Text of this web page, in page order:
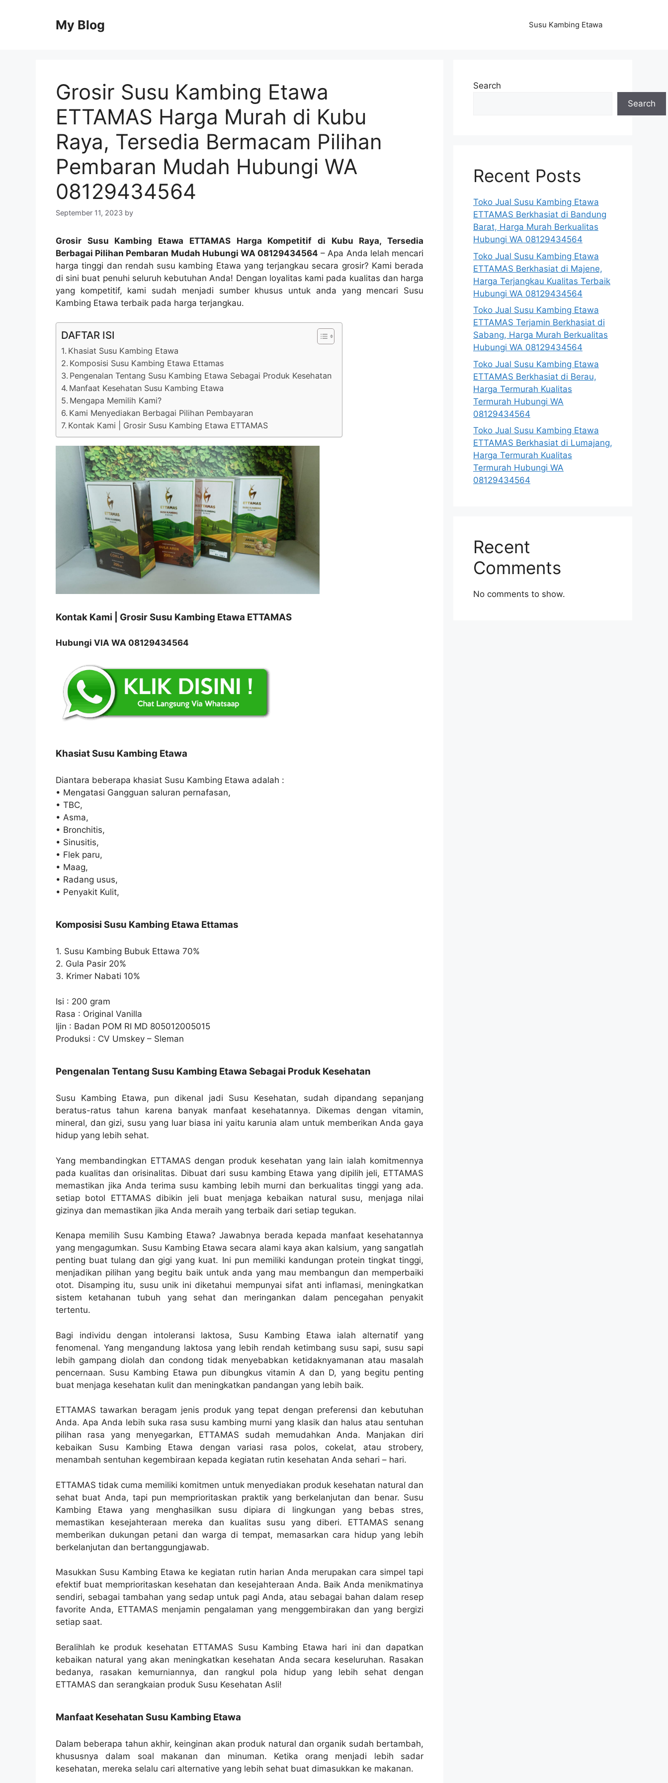
My Blog Susu Kambing Etawa
Grosir Susu Kambing Etawa
ETTAMAS Harga Murah di Kubu
Raya, Tersedia Bermacam Pilihan
Pembaran Mudah Hubungi WA
08129434564
September 11, 2023 by
Grosir Susu Kambing Etawa ETTAMAS Harga Kompetitif di Kubu Raya, Tersedia
Berbagai Pilihan Pembaran Mudah Hubungi WA 08129434564 – Apa Anda lelah mencari
harga tinggi dan rendah susu kambing Etawa yang terjangkau secara grosir? Kami berada
di sini buat penuhi seluruh kebutuhan Anda! Dengan loyalitas kami pada kualitas dan harga
yang kompetitif, kami sudah menjadi sumber khusus untuk anda yang mencari Susu
Kambing Etawa terbaik pada harga terjangkau.
DAFTAR ISI
Khasiat Susu Kambing Etawa
Komposisi Susu Kambing Etawa Ettamas
Pengenalan Tentang Susu Kambing Etawa Sebagai Produk Kesehatan
Manfaat Kesehatan Susu Kambing Etawa
Mengapa Memilih Kami?
Kami Menyediakan Berbagai Pilihan Pembayaran
Kontak Kami | Grosir Susu Kambing Etawa ETTAMAS
Kontak Kami | Grosir Susu Kambing Etawa ETTAMAS
Hubungi VIA WA 08129434564
Khasiat Susu Kambing Etawa
Diantara beberapa khasiat Susu Kambing Etawa adalah :
• Mengatasi Gangguan saluran pernafasan,
• TBC,
• Asma,
• Bronchitis,
• Sinusitis,
• Flek paru,
• Maag,
• Radang usus,
• Penyakit Kulit,
Komposisi Susu Kambing Etawa Ettamas
1. Susu Kambing Bubuk Ettawa 70%
2. Gula Pasir 20%
3. Krimer Nabati 10%
Isi : 200 gram
Rasa : Original Vanilla
Ijin : Badan POM RI MD 805012005015
Produksi : CV Umskey – Sleman
Pengenalan Tentang Susu Kambing Etawa Sebagai Produk Kesehatan
Susu Kambing Etawa, pun dikenal jadi Susu Kesehatan, sudah dipandang sepanjang
beratus-ratus tahun karena banyak manfaat kesehatannya. Dikemas dengan vitamin,
mineral, dan gizi, susu yang luar biasa ini yaitu karunia alam untuk memberikan Anda gaya
hidup yang lebih sehat.
Yang membandingkan ETTAMAS dengan produk kesehatan yang lain ialah komitmennya
pada kualitas dan orisinalitas. Dibuat dari susu kambing Etawa yang dipilih jeli, ETTAMAS
memastikan jika Anda terima susu kambing lebih murni dan berkualitas tinggi yang ada.
setiap botol ETTAMAS dibikin jeli buat menjaga kebaikan natural susu, menjaga nilai
gizinya dan memastikan jika Anda meraih yang terbaik dari setiap tegukan.
Kenapa memilih Susu Kambing Etawa? Jawabnya berada kepada manfaat kesehatannya
yang mengagumkan. Susu Kambing Etawa secara alami kaya akan kalsium, yang sangatlah
penting buat tulang dan gigi yang kuat. Ini pun memiliki kandungan protein tingkat tinggi,
menjadikan pilihan yang begitu baik untuk anda yang mau membangun dan memperbaiki
otot. Disamping itu, susu unik ini diketahui mempunyai sifat anti inflamasi, meningkatkan
sistem ketahanan tubuh yang sehat dan meringankan dalam pencegahan penyakit
tertentu.
Bagi individu dengan intoleransi laktosa, Susu Kambing Etawa ialah alternatif yang
fenomenal. Yang mengandung laktosa yang lebih rendah ketimbang susu sapi, susu sapi
lebih gampang diolah dan condong tidak menyebabkan ketidaknyamanan atau masalah
pencernaan. Susu Kambing Etawa pun dibungkus vitamin A dan D, yang begitu penting
buat menjaga kesehatan kulit dan meningkatkan pandangan yang lebih baik.
ETTAMAS tawarkan beragam jenis produk yang tepat dengan preferensi dan kebutuhan
Anda. Apa Anda lebih suka rasa susu kambing murni yang klasik dan halus atau sentuhan
pilihan rasa yang menyegarkan, ETTAMAS sudah memudahkan Anda. Manjakan diri
kebaikan Susu Kambing Etawa dengan variasi rasa polos, cokelat, atau strobery,
menambah sentuhan kegembiraan kepada kegiatan rutin kesehatan Anda sehari – hari.
ETTAMAS tidak cuma memiliki komitmen untuk menyediakan produk kesehatan natural dan
sehat buat Anda, tapi pun memprioritaskan praktik yang berkelanjutan dan benar. Susu
Kambing Etawa yang menghasilkan susu dipiara di lingkungan yang bebas stres,
memastikan kesejahteraan mereka dan kualitas susu yang diberi. ETTAMAS senang
memberikan dukungan petani dan warga di tempat, memasarkan cara hidup yang lebih
berkelanjutan dan bertanggungjawab.
Masukkan Susu Kambing Etawa ke kegiatan rutin harian Anda merupakan cara simpel tapi
efektif buat memprioritaskan kesehatan dan kesejahteraan Anda. Baik Anda menikmatinya
sendiri, sebagai tambahan yang sedap untuk pagi Anda, atau sebagai bahan dalam resep
favorite Anda, ETTAMAS menjamin pengalaman yang menggembirakan dan yang bergizi
setiap saat.
Beralihlah ke produk kesehatan ETTAMAS Susu Kambing Etawa hari ini dan dapatkan
kebaikan natural yang akan meningkatkan kesehatan Anda secara keseluruhan. Rasakan
bedanya, rasakan kemurniannya, dan rangkul pola hidup yang lebih sehat dengan
ETTAMAS dan serangkaian produk Susu Kesehatan Asli!
Manfaat Kesehatan Susu Kambing Etawa
Dalam beberapa tahun akhir, keinginan akan produk natural dan organik sudah bertambah,
khususnya dalam soal makanan dan minuman. Ketika orang menjadi lebih sadar
kesehatan, mereka selalu cari alternative yang lebih sehat buat dimasukkan ke makanan.
Search
Search
Recent Posts
Toko Jual Susu Kambing Etawa
ETTAMAS Berkhasiat di Bandung
Barat, Harga Murah Berkualitas
Hubungi WA 08129434564
Toko Jual Susu Kambing Etawa
ETTAMAS Berkhasiat di Majene,
Harga Terjangkau Kualitas Terbaik
Hubungi WA 08129434564
Toko Jual Susu Kambing Etawa
ETTAMAS Terjamin Berkhasiat di
Sabang, Harga Murah Berkualitas
Hubungi WA 08129434564
Toko Jual Susu Kambing Etawa
ETTAMAS Berkhasiat di Berau,
Harga Termurah Kualitas
Termurah Hubungi WA
08129434564
Toko Jual Susu Kambing Etawa
ETTAMAS Berkhasiat di Lumajang,
Harga Termurah Kualitas
Termurah Hubungi WA
08129434564
Recent
Comments
No comments to show.